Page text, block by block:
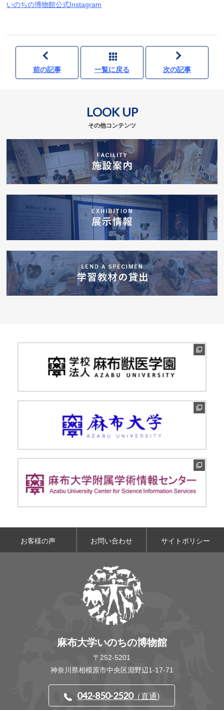
いのちの博物館公式Instagram
前の記事 一覧に戻る 次の記事
LOOK UP
その他コンテンツ
お客様の声 お問い合わせ サイトポリシー
麻布大学いのちの博物館
〒252-5201
神奈川県相模原市中央区淵野辺1-17-71
042-850-2520（直通)